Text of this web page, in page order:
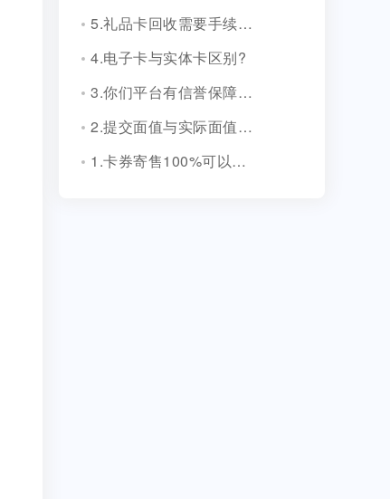
5.礼品卡回收需要手续费吗?
4.电子卡与实体卡区别?
3.你们平台有信誉保障吗？
2.提交面值与实际面值不一致，怎么办？
1.卡券寄售100%可以成功吗？